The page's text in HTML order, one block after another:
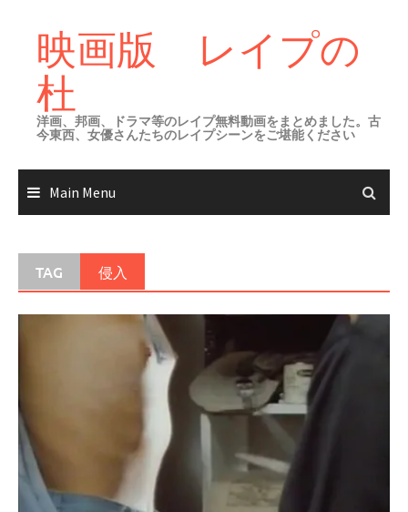
content映画版 レイプの
杜
洋画、邦画、ドラマ等のレイプ無料動画をまとめました。古
今東西、女優さんたちのレイプシーンをご堪能ください
Main Menu
TAG 侵入